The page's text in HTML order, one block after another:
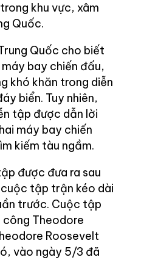
khu vực, xâm
Quốc.
Quốc cho biết
bay chiến đấu,
khó khăn trong diễn
biển. Tuy nhiên,
tập được dẫn lời
máy bay chiến
kiếm tàu ngầm.
được đưa ra sau
tập trận kéo dài
trước. Cuộc tập
Theodore
Roosevelt
vào ngày 5/3 đã